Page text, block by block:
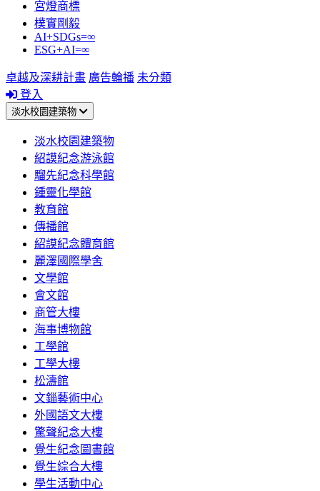
宮燈商標
樸實剛毅
AI+SDGs=∞
ESG+AI=∞
卓越及深耕計畫 廣告輪播 未分類
登入
淡水校園建築物
淡水校園建築物
紹謨紀念游泳館
騮先紀念科學館
鍾靈化學館
教育館
傳播館
紹謨紀念體育館
麗澤國際學舍
文學館
會文館
商管大樓
海事博物館
工學館
工學大樓
松濤館
文錙藝術中心
外國語文大樓
驚聲紀念大樓
覺生紀念圖書館
覺生綜合大樓
學生活動中心